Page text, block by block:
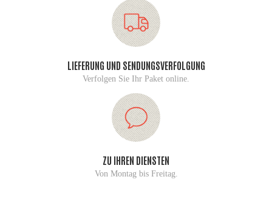
LIEFERUNG UND SENDUNGSVERFOLGUNG
Verfolgen Sie Ihr Paket online.
ZU IHREN DIENSTEN
Von Montag bis Freitag.